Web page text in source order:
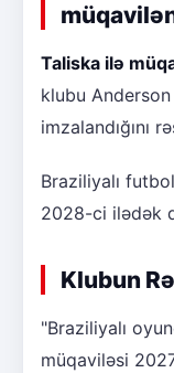
Taliska ilə
klubu Anderson
imzalandığını
Braziliyalı
2028-ci ilədək
Klubun
"Braziliyalı
müqaviləsi